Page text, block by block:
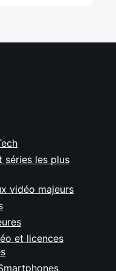
séries les plus
vidéo majeurs
et licences